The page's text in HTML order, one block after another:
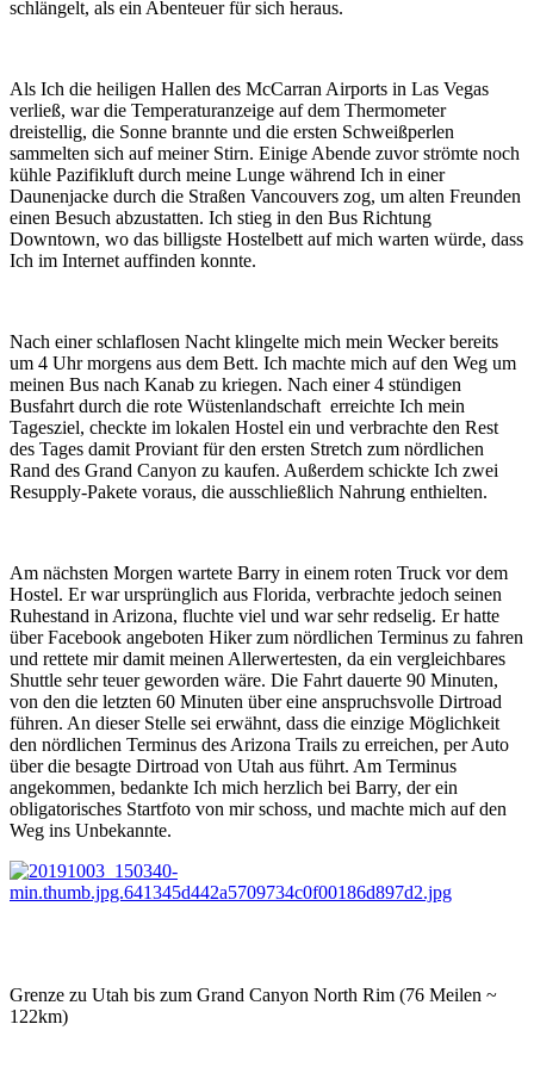
schlängelt, als ein Abenteuer für sich heraus.
Als Ich die heiligen Hallen des McCarran Airports in Las Vegas
verließ, war die Temperaturanzeige auf dem Thermometer
dreistellig, die Sonne brannte und die ersten Schweißperlen
sammelten sich auf meiner Stirn. Einige Abende zuvor strömte noch
kühle Pazifikluft durch meine Lunge während Ich in einer
Daunenjacke durch die Straßen Vancouvers zog, um alten Freunden
einen Besuch abzustatten. Ich stieg in den Bus Richtung
Downtown, wo das billigste Hostelbett auf mich warten würde, dass
Ich im Internet auffinden konnte.
Nach einer schlaflosen Nacht klingelte mich mein Wecker bereits
um 4 Uhr morgens aus dem Bett. Ich machte mich auf den Weg um
meinen Bus nach Kanab zu kriegen. Nach einer 4 stündigen
Busfahrt durch die rote Wüstenlandschaft erreichte Ich mein
Tagesziel, checkte im lokalen Hostel ein und verbrachte den Rest
des Tages damit Proviant für den ersten Stretch zum nördlichen
Rand des Grand Canyon zu kaufen. Außerdem schickte Ich zwei
Resupply-Pakete voraus, die ausschließlich Nahrung enthielten.
Am nächsten Morgen wartete Barry in einem roten Truck vor dem
Hostel. Er war ursprünglich aus Florida, verbrachte jedoch seinen
Ruhestand in Arizona, fluchte viel und war sehr redselig. Er hatte
über Facebook angeboten Hiker zum nördlichen Terminus zu fahren
und rettete mir damit meinen Allerwertesten, da ein vergleichbares
Shuttle sehr teuer geworden wäre. Die Fahrt dauerte 90 Minuten,
von den die letzten 60 Minuten über eine anspruchsvolle Dirtroad
führen. An dieser Stelle sei erwähnt, dass die einzige Möglichkeit
den nördlichen Terminus des Arizona Trails zu erreichen, per Auto
über die besagte Dirtroad von Utah aus führt. Am Terminus
angekommen, bedankte Ich mich herzlich bei Barry, der ein
obligatorisches Startfoto von mir schoss, und machte mich auf den
Weg ins Unbekannte.
Grenze zu Utah bis zum Grand Canyon North Rim (76 Meilen ~
122km)